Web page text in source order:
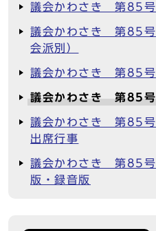
議会かわさき 第85号
議会かわさき 第85号
会派別）
議会かわさき 第85号
議会かわさき 第85号
議会かわさき 第85号
出席行事
議会かわさき 第85号
版・録音版